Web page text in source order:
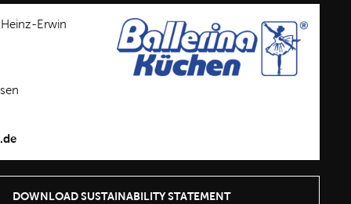
Erwin
DOWNLOAD SUSTAINABILITY STATEMENT